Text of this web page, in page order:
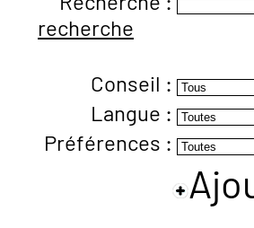
ARCHITECTES
ANNEXE 4
recherche
Conseil :
Langue :
Préférences :